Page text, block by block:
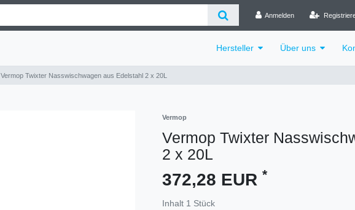
Anmelden
Hersteller Über uns
Vermop Twixter Nasswischwagen aus Edelstahl 2 x 20L
Vermop
Vermop Twixter
2 x 20L
372,28 EUR *
Inhalt 1 Stück